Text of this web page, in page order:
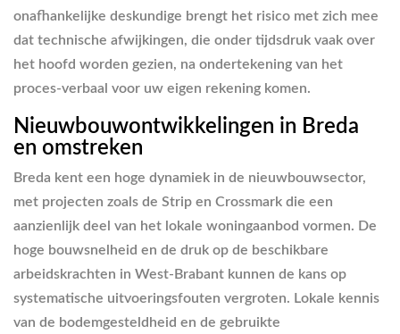
onafhankelijke deskundige brengt het risico met zich mee
dat technische afwijkingen, die onder tijdsdruk vaak over
het hoofd worden gezien, na ondertekening van het
proces-verbaal voor uw eigen rekening komen.
Nieuwbouwontwikkelingen in Breda
en omstreken
Breda kent een hoge dynamiek in de nieuwbouwsector,
met projecten zoals de Strip en Crossmark die een
aanzienlijk deel van het lokale woningaanbod vormen. De
hoge bouwsnelheid en de druk op de beschikbare
arbeidskrachten in West-Brabant kunnen de kans op
systematische uitvoeringsfouten vergroten. Lokale kennis
van de bodemgesteldheid en de gebruikte